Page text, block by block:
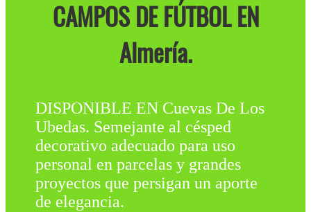
CAMPOS DE FÚTBOL EN
Almería.
DISPONIBLE EN Cuevas De Los
Ubedas. Semejante al césped
decorativo adecuado para uso
personal en parcelas y grandes
proyectos que persigan un aporte
de elegancia.